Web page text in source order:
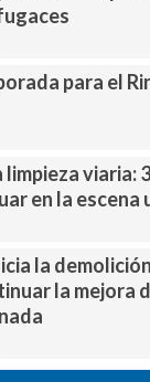
para el
viaria:
en la escena
la
la mejora